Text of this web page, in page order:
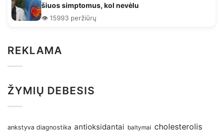
šiuos simptomus, kol nevėlu
👁️ 15993 peržiūrų
REKLAMA
ŽYMIŲ DEBESIS
ankstyva diagnostika antioksidantai baltymai cholesterolis